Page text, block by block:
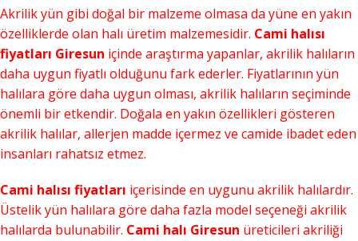
Akrilik yün gibi doğal bir malzeme olmasa da yüne en yakın
özelliklerde olan halı üretim malzemesidir. Cami halısı
fiyatları Giresun içinde araştırma yapanlar, akrilik halıların
daha uygun fiyatlı olduğunu fark ederler. Fiyatlarının yün
halılara göre daha uygun olması, akrilik halıların seçiminde
önemli bir etkendir. Doğala en yakın özellikleri gösteren
akrilik halılar, allerjen madde içermez ve camide ibadet eden
insanları rahatsız etmez.
Cami halısı fiyatları içerisinde en uygunu akrilik halılardır.
Üstelik yün halılara göre daha fazla model seçeneği akrilik
halılarda bulunabilir. Cami halı Giresun üreticileri akriliği